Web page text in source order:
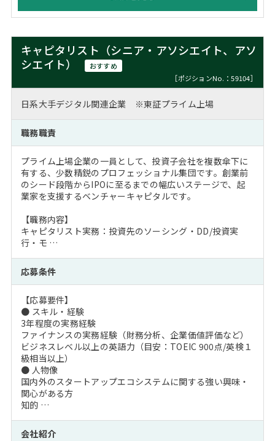
キャピタリスト（シニア・アソシエイト、アソ
シエイト）
おすすめ
［ポジションNo.：59104］
日系大手デジタル関連企業 ※東証プライム上場
職務職責
プライム上場企業の一員として、投資子会社を複数傘下に
有する、少数精鋭のプロフェッショナル集団です。創業前
のシード段階からIPOに至るまでの幅広いステージで、起
業家を支援するベンチャーキャピタルです。
【職務内容】
キャピタリスト実務：投資先のソーシング・DD/投資実
行・モ …
応募条件
【応募要件】
● スキル・経験
3年程度の実務経験
ファイナンスの実務経験（財務分析、企業価値評価など）
ビジネスレベル以上の英語力（目安：TOEIC 900点/英検１
級相当以上）
● 人物像
国内外のスタートアップエコシステムに関する強い興味・
関心がある方
知的 …
会社紹介